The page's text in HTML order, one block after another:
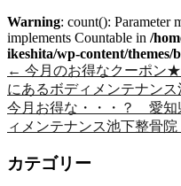
Warning: count(): Parameter
implements Countable in /
ikeshita/wp-content/themes/
← 今月のお得なクーポ
にあるボディメンテナン
今月お得な・・・？ 愛知
ィメンテナンス池下整骨院
カテゴリー